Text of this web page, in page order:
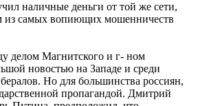
наличные деньги от той же сети,
из самых вопиющих мошенничеств
делом Магнитского и г- ном
новостью на Западе и среди
Но для большинства россиян,
пропагандой. Дмитрий